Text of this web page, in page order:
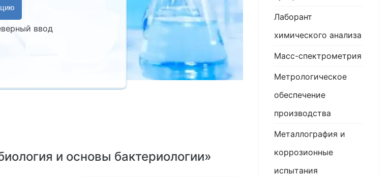
ввод
и основы бактериологии»
Лаборант
химического анализа
Масс-спектрометрия
Метрологическое
обеспечение
производства
Металлография и
коррозионные
испытания